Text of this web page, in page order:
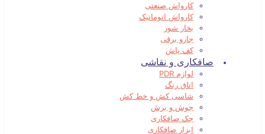
کارواش صنعتی
کارواش اتوماتیک
بخار شور
جارو برقی
کف پاش
صافکاری و نقاشی
لوازم PDR
اتاق رنگ
شاسی کش و خط کش
جوش و برش
جک صافکاری
ابزار صافکاری